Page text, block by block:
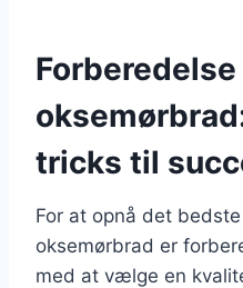
tricks til
For at opnå det
oksemørbrad er
med at vælge en